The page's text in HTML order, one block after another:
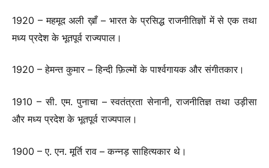
1920 – महमूद अली ख़ाँ – भारत के प्रसिद्ध राजनीतिज्ञों में से एक तथा
मध्य प्रदेश के भूतपूर्व राज्यपाल।
1920 – हेमन्त कुमार – हिन्दी फ़िल्मों के पार्श्वगायक और संगीतकार।
1910 – सी. एम. पुनाचा – स्वतंत्रता सेनानी, राजनीतिज्ञ तथा उड़ीसा
और मध्य प्रदेश के भूतपूर्व राज्यपाल।
1900 – ए. एन. मूर्ति राव – कन्नड़ साहित्यकार थे।